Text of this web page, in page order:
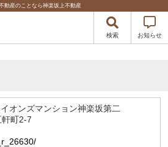
動産のことなら神楽坂上不動産
検索 お知らせ
オンズマンション神楽坂第二
町2-7